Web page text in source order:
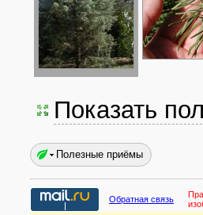
Показать
Полезные приёмы
Обратная связь